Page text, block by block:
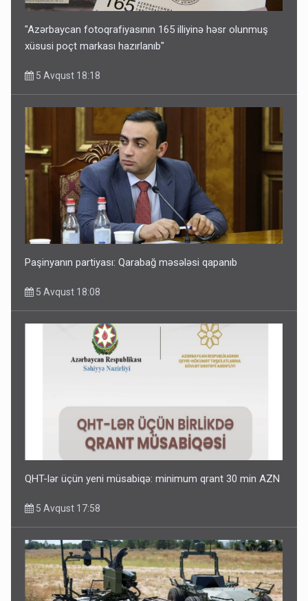
"Azərbaycan fotoqrafiyasının 165 illiyinə həsr olunmuş
xüsusi poçt markası hazırlanıb"
5 Avqust 18:18
Paşinyanın partiyası: Qarabağ məsələsi qapanıb
5 Avqust 18:08
QHT-lər üçün yeni müsabiqə: minimum qrant 30 min AZN
5 Avqust 17:58